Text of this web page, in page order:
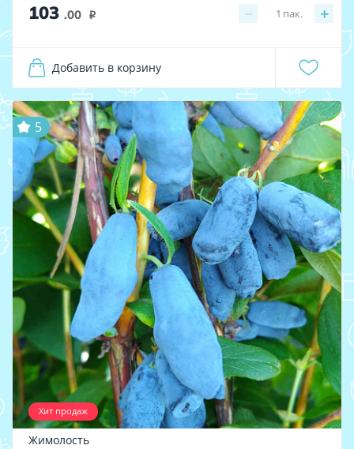
103 .00 i − +
1 пак.
Добавить в корзину
Хит продаж
5
Жимолость